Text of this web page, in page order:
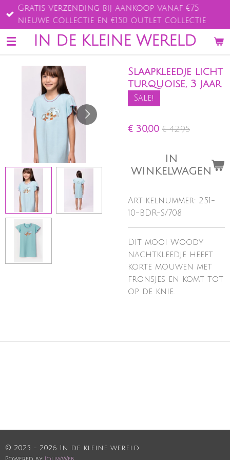
Ga
direct
naar
de
IN DE KLEINE WERELD
Gratis verzending bij aankoop vanaf €75
nieuwe collectie en €150 outlet collectie
Slaapkleedje licht
turquoise, 3 jaar
Sale!
€ 30,00 € 42,95
IN
WINKELWAGEN
Artikelnummer: 251-
10-BDR-S/708
Dit mooi Woody
nachtkleedje heeft
korte mouwen met
fronsjes en komt tot
op de knie.
© 2025 - 2026 In de kleine wereld